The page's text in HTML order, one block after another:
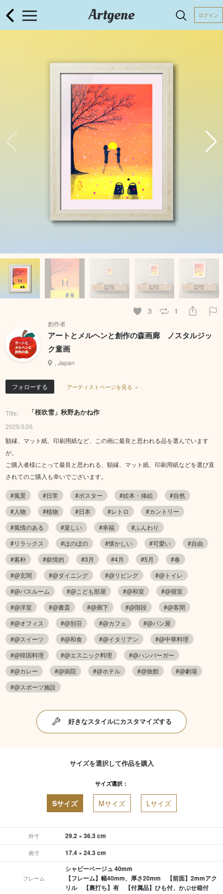
Artgene ログイン
3 1
創作者
アートとメルヘンと創作の森画廊 ノスタルジッ
ク童画
, Japan
フォローする アーティストページを見る ＞
Title: 「桜吹雪」秋野あかね作
2025/3/26
額縁、マット紙、印刷用紙など、この画に最良と思われる品を選んでいます
が。
ご購入者様にとって最良と思われる、額縁、マット紙、印刷用紙などを選び直
されてのご購入も幸いでございます。
#風景 #日常 #ポスター #絵本・挿絵
#自然
#人物
#植物 #日本 #レトロ
#カントリー
#風情のある
#楽しい #幸福
#ふんわり
#リラックス
#ほのぼの #懐かしい #可愛い
#自由
#素朴
#叙情的 #3月 #4月 #5月
#春
#@玄関
#@ダイニング #@リビング
#@トイレ
#@バスルーム
#@こども部屋 #@和室
#@寝室
#@洋室
#@書斎 #@廊下 #@階段
#@客間
#@オフィス
#@別荘 #@カフェ
#@パン屋
#@スイーツ
#@和食 #@イタリアン
#@中華料理
#@韓国料理
#@エスニック料理
#@ハンバーガー
#@カレー
#@病院 #@ホテル #@旅館
#@劇場
#@スポーツ施設
好きなスタイルにカスタマイズする
サイズを選択して作品を購入
サイズ選択：
Sサイズ Mサイズ Lサイズ
外寸 29.2 × 36.3 cm
画寸 17.4 × 24.3 cm
フレーム
シャビーベージュ 40mm
【フレーム】幅40mm、厚さ20mm 【前面】2mmアク
リル 【裏打ち】有 【付属品】ひも付、かぶせ箱付